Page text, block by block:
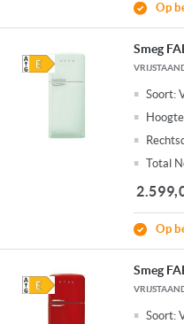
Op
Smeg
Soort:
Total
Op
Smeg
Soort: